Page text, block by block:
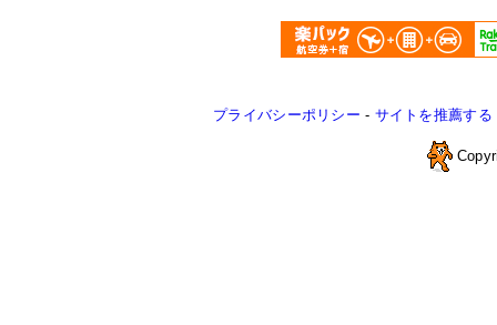
プライバシーポリシー - サイトを推薦する